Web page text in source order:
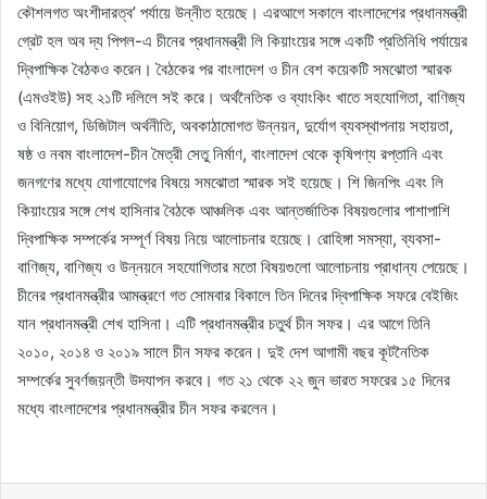
কৌশলগত অংশীদারত্ব’ পর্যায়ে উন্নীত হয়েছে। এরআগে সকালে বাংলাদেশের প্রধানমন্ত্রী
গ্রেট হল অব দ্য পিপল-এ চীনের প্রধানমন্ত্রী লি কিয়াংয়ের সঙ্গে একটি প্রতিনিধি পর্যায়ের
দ্বিপাক্ষিক বৈঠকও করেন। বৈঠকের পর বাংলাদেশ ও চীন বেশ কয়েকটি সমঝোতা স্মারক
(এমওইউ) সহ ২১টি দলিলে সই করে। অর্থনৈতিক ও ব্যাংকিং খাতে সহযোগিতা, বাণিজ্য
ও বিনিয়োগ, ডিজিটাল অর্থনীতি, অবকাঠামোগত উন্নয়ন, দুর্যোগ ব্যবস্থাপনায় সহায়তা,
ষষ্ঠ ও নবম বাংলাদেশ-চীন মৈত্রী সেতু নির্মাণ, বাংলাদেশ থেকে কৃষিপণ্য রপ্তানি এবং
জনগণের মধ্যে যোগাযোগের বিষয়ে সমঝোতা স্মারক সই হয়েছে। শি জিনপিং এবং লি
কিয়াংয়ের সঙ্গে শেখ হাসিনার বৈঠকে আঞ্চলিক এবং আন্তর্জাতিক বিষয়গুলোর পাশাপাশি
দ্বিপাক্ষিক সম্পর্কের সম্পূর্ণ বিষয় নিয়ে আলোচনার হয়েছে। রোহিঙ্গা সমস্যা, ব্যবসা-
বাণিজ্য, বাণিজ্য ও উন্নয়নে সহযোগিতার মতো বিষয়গুলো আলোচনায় প্রাধান্য পেয়েছে।
চীনের প্রধানমন্ত্রীর আমন্ত্রণে গত সোমবার বিকালে তিন দিনের দ্বিপাক্ষিক সফরে বেইজিং
যান প্রধানমন্ত্রী শেখ হাসিনা। এটি প্রধানমন্ত্রীর চতুর্থ চীন সফর। এর আগে তিনি
২০১০, ২০১৪ ও ২০১৯ সালে চীন সফর করেন। দুই দেশ আগামী বছর কূটনৈতিক
সম্পর্কের সুবর্ণজয়ন্তী উদযাপন করবে। গত ২১ থেকে ২২ জুন ভারত সফরের ১৫ দিনের
মধ্যে বাংলাদেশের প্রধানমন্ত্রীর চীন সফর করলেন।